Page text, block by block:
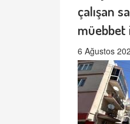
çalışan
müebbet
6 Ağustos